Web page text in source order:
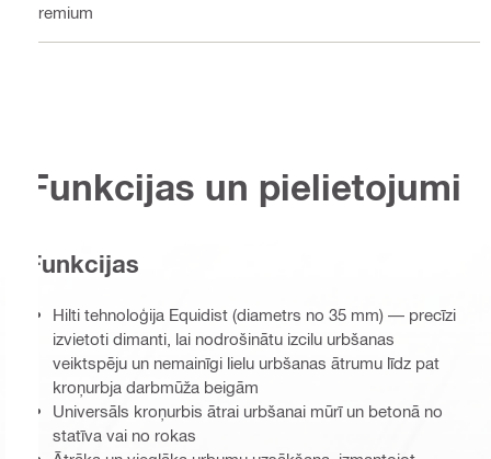
Premium
Funkcijas un pielietojumi
Funkcijas
Hilti tehnoloģija Equidist (diametrs no 35 mm) — precīzi
izvietoti dimanti, lai nodrošinātu izcilu urbšanas
veiktspēju un nemainīgi lielu urbšanas ātrumu līdz pat
kroņurbja darbmūža beigām
Universāls kroņurbis ātrai urbšanai mūrī un betonā no
statīva vai no rokas